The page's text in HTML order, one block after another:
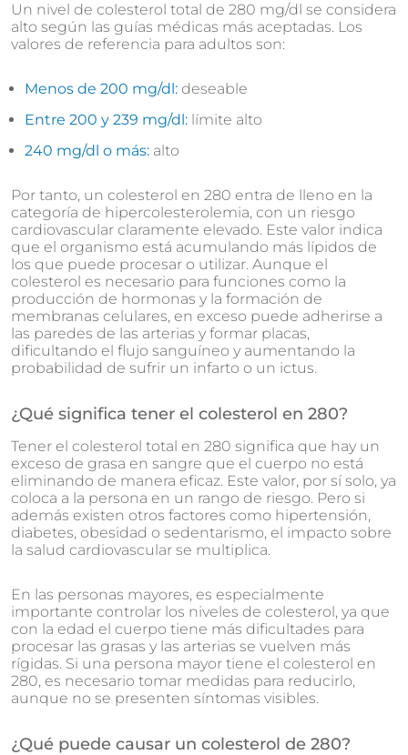
Un nivel de colesterol total de 280 mg/dl se considera
alto según las guías médicas más aceptadas. Los
valores de referencia para adultos son:
Menos de 200 mg/dl: deseable
Entre 200 y 239 mg/dl: límite alto
240 mg/dl o más: alto
Por tanto, un colesterol en 280 entra de lleno en la
categoría de hipercolesterolemia, con un riesgo
cardiovascular claramente elevado. Este valor indica
que el organismo está acumulando más lípidos de
los que puede procesar o utilizar. Aunque el
colesterol es necesario para funciones como la
producción de hormonas y la formación de
membranas celulares, en exceso puede adherirse a
las paredes de las arterias y formar placas,
dificultando el flujo sanguíneo y aumentando la
probabilidad de sufrir un infarto o un ictus.
¿Qué significa tener el colesterol en 280?
Tener el colesterol total en 280 significa que hay un
exceso de grasa en sangre que el cuerpo no está
eliminando de manera eficaz. Este valor, por sí solo, ya
coloca a la persona en un rango de riesgo. Pero si
además existen otros factores como hipertensión,
diabetes, obesidad o sedentarismo, el impacto sobre
la salud cardiovascular se multiplica.
En las personas mayores, es especialmente
importante controlar los niveles de colesterol, ya que
con la edad el cuerpo tiene más dificultades para
procesar las grasas y las arterias se vuelven más
rígidas. Si una persona mayor tiene el colesterol en
280, es necesario tomar medidas para reducirlo,
aunque no se presenten síntomas visibles.
¿Qué puede causar un colesterol de 280?